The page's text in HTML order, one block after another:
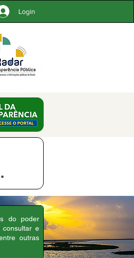
Login
do poder
consultar e
outras